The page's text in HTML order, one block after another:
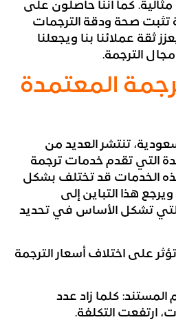
كما أننا حاصلون على
تثبت صحة ودقة الترجمات
ثقة عملائنا بنا ويجعلنا
الترجمة.
المعتمدة
تنتشر العديد من
التي تقدم خدمات ترجمة
هذه الخدمات قد تختلف بشكل
هذا التباين إلى
تشكل الأساس في تحديد
على اختلاف أسعار الترجمة
كلما زاد عدد
ارتفعت التكلفة.